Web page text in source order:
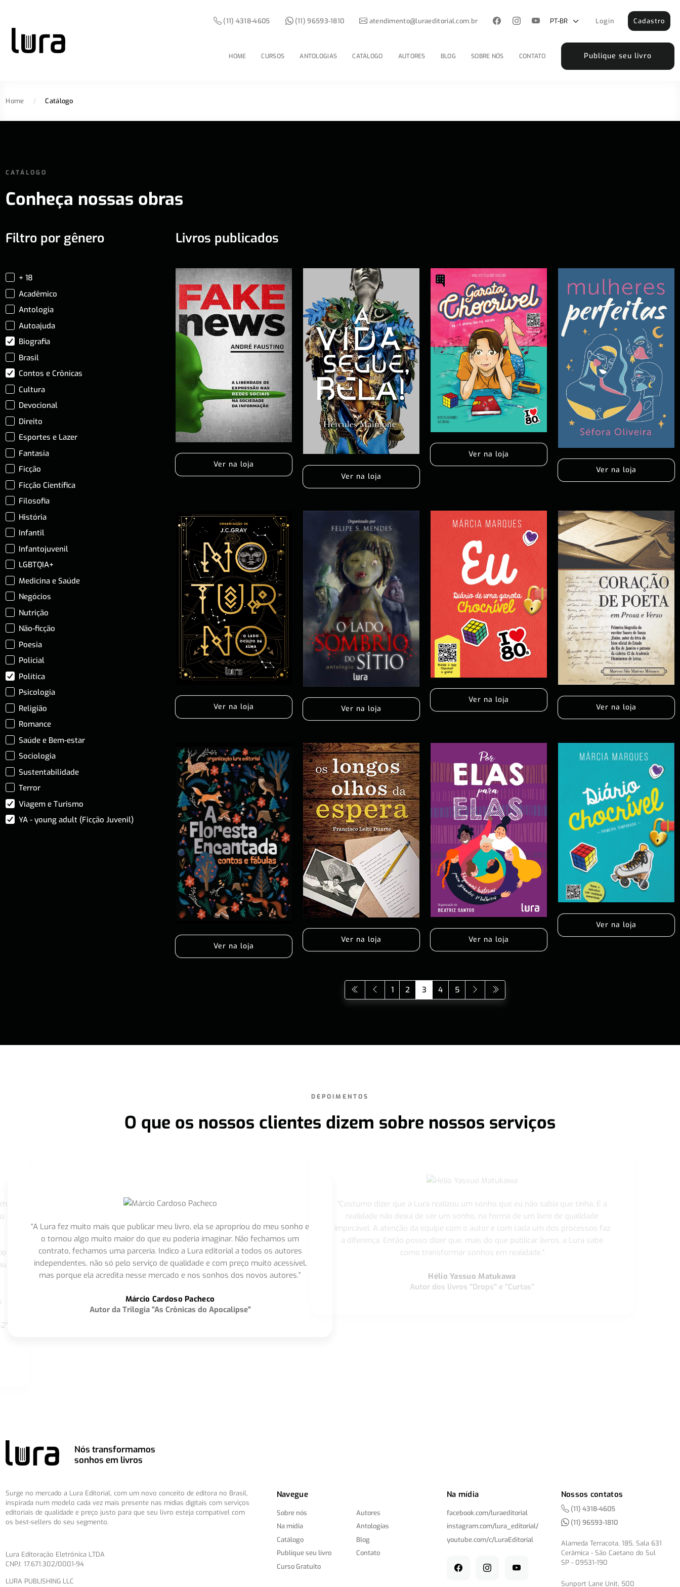
HOME CURSOS ANTOLOGIAS CATÁLOGO AUTORES BLOG SOBRE NÓS CONTATO Publique seu livro
(11) 4318-4605 (11) 96593-1810 atendimento@luraeditorial.com.br Login Cadastro
Home / Catálogo
CATÁLOGO
Conheça nossas obras
Filtro por gênero
+ 18
Acadêmico
Antologia
Autoajuda
Biografia
Brasil
Contos e Crônicas
Cultura
Devocional
Direito
Esportes e Lazer
Fantasia
Ficção
Ficção Científica
Filosofia
História
Infantil
Infantojuvenil
LGBTQIA+
Medicina e Saúde
Negócios
Nutrição
Não-ficção
Poesia
Policial
Política
Psicologia
Religião
Romance
Saúde e Bem-estar
Sociologia
Sustentabilidade
Terror
Viagem e Turismo
YA - young adult (Ficção Juvenil)
Livros publicados
Ver na loja
Ver na loja
Ver na loja
Ver na loja
Ver na loja Ver na loja
Ver na loja
Ver na loja
Ver na loja
Ver na loja Ver na loja
Ver na loja
1 2 3 4 5
DEPOIMENTOS
O que os nossos clientes dizem sobre nossos serviços
“A Lura fez muito mais que publicar meu livro, ela se apropriou do meu sonho e
o tornou algo muito maior do que eu poderia imaginar. Não fechamos um
contrato, fechamos uma parceria. Indico a Lura editorial a todos os autores
independentes, não só pelo serviço de qualidade e com preço muito acessível,
mas porque ela acredita nesse mercado e nos sonhos dos novos autores.”
Márcio Cardoso Pacheco
Autor da Trilogia "As Crônicas do Apocalipse"
"Costumo dizer que a Lura realizou um sonho que eu não sabia que tinha. E a
realidade não deixa de ser um sonho, na forma de um livro de qualidade
impecável. A atenção da equipe com o autor e com cada um dos processos faz
a diferença. Então posso dizer que, mais do que publicar livros, a Lura sabe
como transformar sonhos em realidade."
Hélio Yassuo Matukawa
Autor dos livros "Drops" e “Curtas”
Nós transformamos
sonhos em livros
Surge no mercado a Lura Editorial, com um novo conceito de editora no Brasil,
inspirada num modelo cada vez mais presente nas mídias digitais com serviços
editoriais de qualidade e preço justo para que seu livro esteja compatível com
os best-sellers do seu segmento.
Lura Editoração Eletrônica LTDA
CNPJ: 17.671.302/0001-94
LURA PUBLISHING LLC
Navegue
Sobre nós
Na mídia
Catálogo
Publique seu livro
Curso Gratuito
Autores
Antologias
Blog
Contato
Na mídia
facebook.com/luraeditorial
instagram.com/lura_editorial/
youtube.com/c/LuraEditorial
Nossos contatos
(11) 4318-4605
(11) 96593-1810
Alameda Terracota, 185, Sala 631
Cerâmica - São Caetano do Sul
SP - 09531-190
Sunport Lane Unit, 500